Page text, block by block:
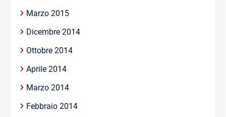
Marzo 2015
Dicembre 2014
Ottobre 2014
Aprile 2014
Marzo 2014
Febbraio 2014